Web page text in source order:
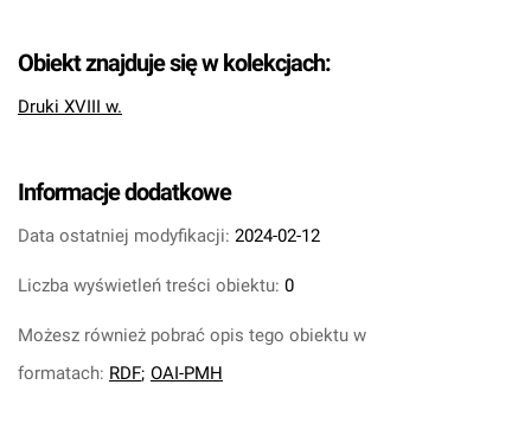
Obiekt znajduje się w kolekcjach:
Druki XVIII w.
Informacje dodatkowe
Data ostatniej modyfikacji: 2024-02-12
Liczba wyświetleń treści obiektu: 0
Możesz również pobrać opis tego obiektu w
formatach: RDF; OAI-PMH